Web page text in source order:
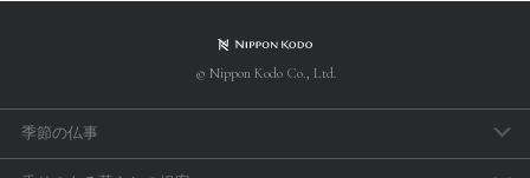
© Nippon Kodo Co., Ltd.
季節の仏事